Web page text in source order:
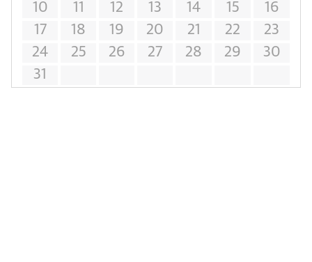
10
11 12 13 14 15
16
17
18 19 20 21 22
23
24
25 26 27 28 29
30
31